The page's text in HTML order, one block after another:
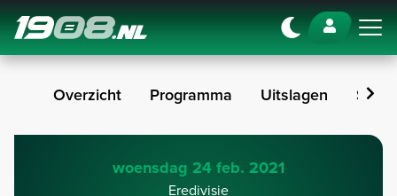
Navigation
Overzicht Programma Uitslagen Stand
woensdag 24 feb. 2021
Eredivisie